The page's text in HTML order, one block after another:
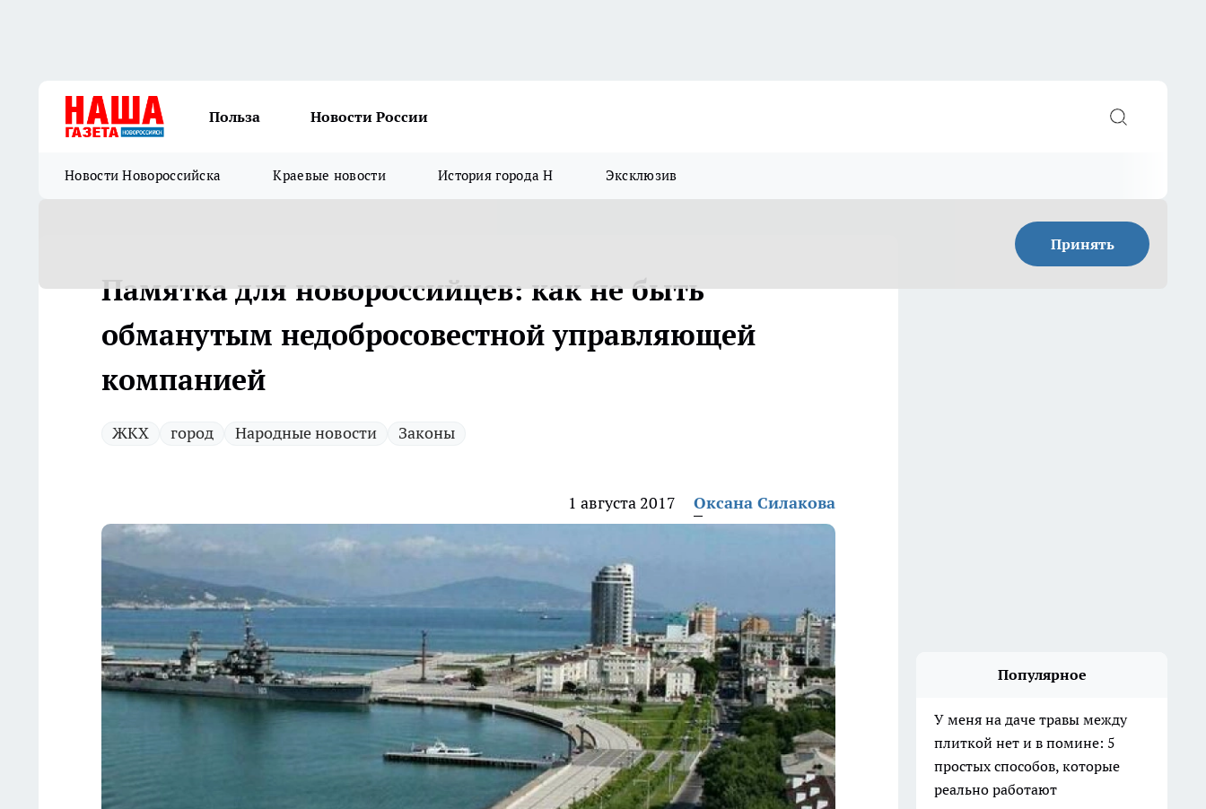
Польза Новости России
Новости Новороссийска Краевые новости История города Н Эксклюзив
Принять
Памятка для новороссийцев: как не быть
обманутым недобросовестной управляющей
компанией
ЖКХ город Народные новости Законы
1 августа 2017 Оксана Силакова
Популярное
У меня на даче травы между
плиткой нет и в помине: 5
простых способов, которые
реально работают